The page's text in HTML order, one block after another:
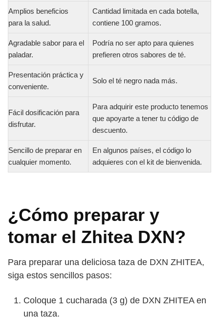
Amplios beneficios
para la salud.
Cantidad limitada en cada botella,
contiene 100 gramos.
Agradable sabor para el
paladar.
Podría no ser apto para quienes
prefieren otros sabores de té.
Presentación práctica y
conveniente.
Solo el té negro nada más.
Fácil dosificación para
disfrutar.
Para adquirir este producto tenemos
que apoyarte a tener tu código de
descuento.
Sencillo de preparar en
cualquier momento.
En algunos países, el código lo
adquieres con el kit de bienvenida.
¿Cómo preparar y
tomar el Zhitea DXN?
Para preparar una deliciosa taza de DXN ZHITEA,
siga estos sencillos pasos:
Coloque 1 cucharada (3 g) de DXN ZHITEA en
una taza.